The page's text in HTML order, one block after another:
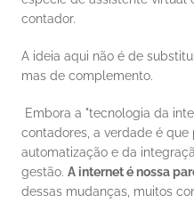
contador.
A ideia aqui não é de
mas de complemento.
contadores, a verdade é
automatização e da
gestão. A internet é nossa
dessas mudanças, muitos